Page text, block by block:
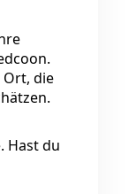
die
Hast du